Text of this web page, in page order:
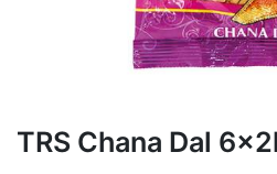
TRS Chana Dal